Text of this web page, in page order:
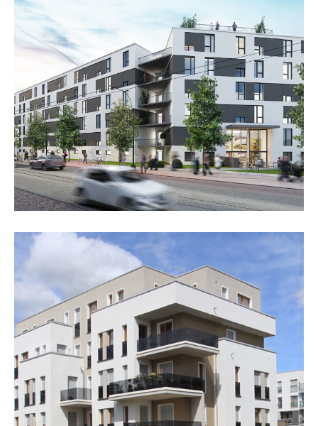
Mikroappartements, Berlin
Köpenick
„Allee Höfe“, Frankfurt/Main